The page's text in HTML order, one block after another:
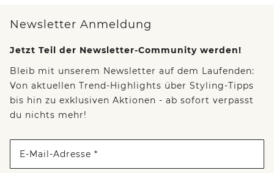
Newsletter Anmeldung
Jetzt Teil der Newsletter-Community werden!
Bleib mit unserem Newsletter auf dem Laufenden:
Von aktuellen Trend-Highlights über Styling-Tipps
bis hin zu exklusiven Aktionen - ab sofort verpasst
du nichts mehr!
E-Mail-Adresse *